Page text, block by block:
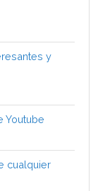
y
Youtube
cualquier